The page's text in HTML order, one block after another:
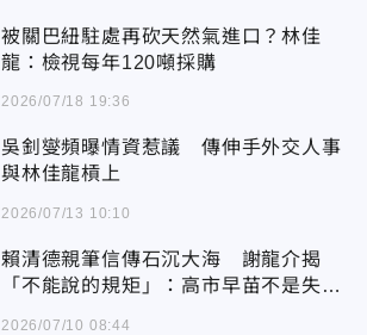
被關巴紐駐處再砍天然氣進口？林佳
龍：檢視每年120噸採購
2026/07/18 19:36
吳釗燮頻曝情資惹議 傳伸手外交人事
與林佳龍槓上
2026/07/13 10:10
賴清德親筆信傳石沉大海 謝龍介揭
「不能說的規矩」：高市早苗不是失
2026/07/10 08:44